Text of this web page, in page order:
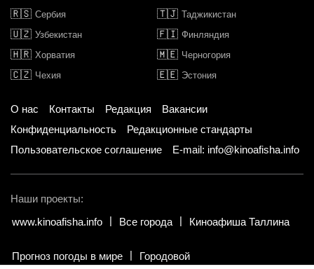
🇷🇸 Сербия 🇹🇯 Таджикистан
🇺🇿 Узбекистан 🇫🇮 Финляндия
🇭🇷 Хорватия 🇲🇪 Черногория
🇨🇿 Чехия 🇪🇪 Эстония
О нас Контакты Редакция
Вакансии
Конфиденциальность
Редакционные стандарты
Пользовательское соглашение
E-mail: info@kinoafisha.info
Наши проекты:
www.kinoafisha.info
Все города Киноафиша Таллина
Прогноз погоды в мире Городовой